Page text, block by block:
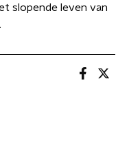
slopende leven van